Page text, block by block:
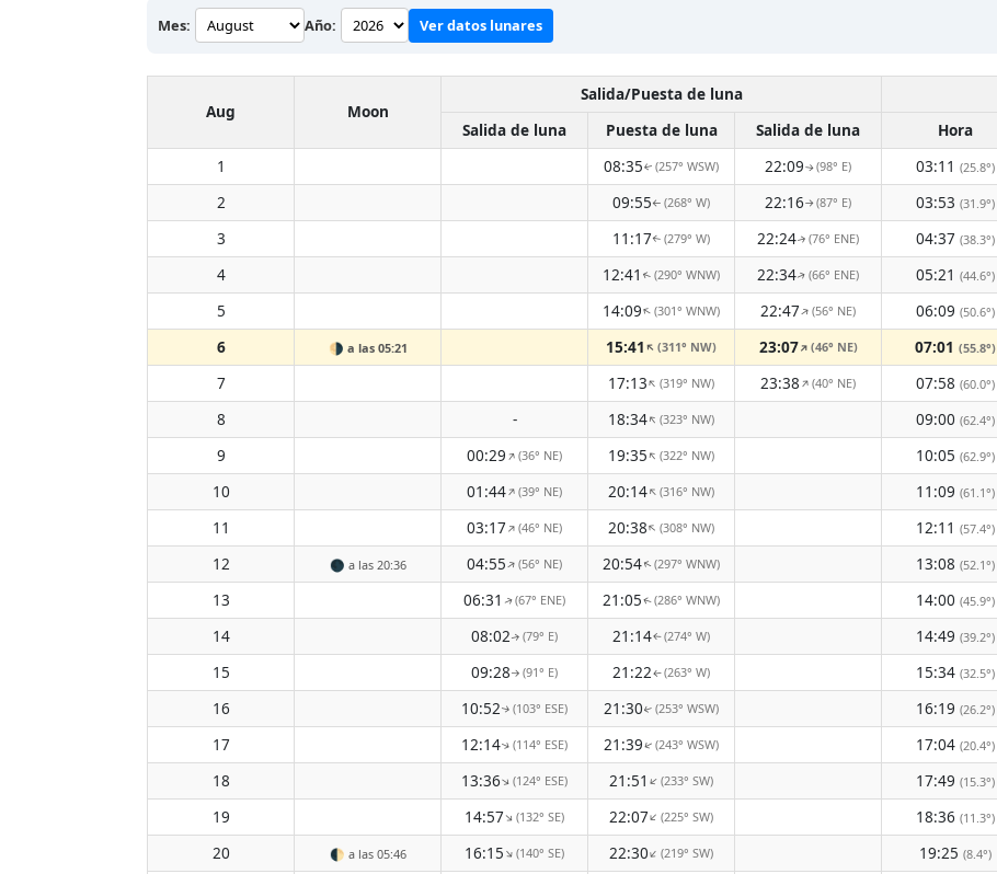
Mes: Año: Ver datos lunares
Aug Moon
Salida/Puesta de luna
Salida de luna
Puesta de luna Salida de luna Hora
1
08:35↑(257° WSW) 22:09↑(98° E) 03:11 (25.8°)
2
09:55↑(268° W) 22:16↑(87° E) 03:53 (31.9°)
3
11:17↑(279° W) 22:24↑(76° ENE) 04:37 (38.3°)
4
12:41 ↑(290° WNW) 22:34↑(66° ENE) 05:21 (44.6°)
5
14:09↑(301° WNW) 22:47↑(56° NE) 06:09 (50.6°)
6
🌗 a las 05:21 15:41↑(311° NW) 23:07↑(46° NE) 07:01 (55.8°)
7
17:13↑(319° NW) 23:38↑(40° NE) 07:58 (60.0°)
8
- 18:34↑(323° NW) 09:00 (62.4°)
9
00:29↑(36° NE) 19:35↑(322° NW) 10:05 (62.9°)
10
01:44↑(39° NE) 20:14↑(316° NW) 11:09 (61.1°)
11
03:17↑(46° NE) 20:38↑(308° NW) 12:11 (57.4°)
12
🌑 a las 20:36 04:55↑(56° NE) 20:54↑(297° WNW) 13:08 (52.1°)
13
06:31 ↑(67° ENE) 21:05↑(286° WNW) 14:00 (45.9°)
14
08:02↑(79° E) 21:14↑(274° W) 14:49 (39.2°)
15
09:28↑(91° E) 21:22↑(263° W) 15:34 (32.5°)
16
10:52↑(103° ESE) 21:30↑(253° WSW) 16:19 (26.2°)
17
12:14↑(114° ESE) 21:39↑(243° WSW) 17:04 (20.4°)
18
13:36↑(124° ESE) 21:51↑(233° SW) 17:49 (15.3°)
19
14:57↑(132° SE) 22:07↑(225° SW) 18:36 (11.3°)
20
🌓 a las 05:46 16:15↑(140° SE) 22:30↑(219° SW) 19:25 (8.4°)